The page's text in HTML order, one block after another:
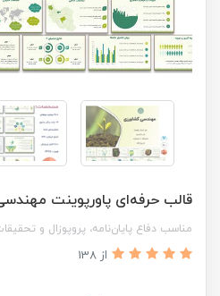
قالب حرفه‌ای پاورپوینت
مناسب دفاع پایان‌نامه، پروپوزال و
از 138